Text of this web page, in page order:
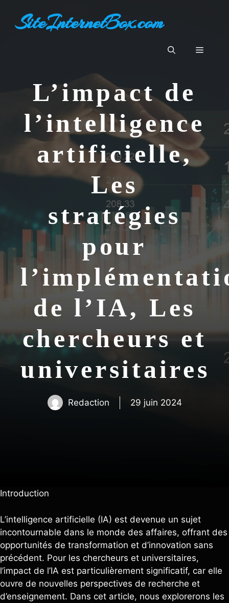
contenuSiteInternetBox.com
Menu
L’impact de
l’intelligence
artificielle,
Les
stratégies
pour
de l’IA, Les
chercheurs et
universitaires
Redaction 29 juin 2024
Introduction
L’intelligence artificielle (IA) est devenue un sujet
incontournable dans le monde des affaires, offrant des
opportunités de transformation et d’innovation sans
précédent. Pour les chercheurs et universitaires,
l’impact de l’IA est particulièrement significatif, car elle
ouvre de nouvelles perspectives de recherche et
d’enseignement. Dans cet article, nous explorerons les